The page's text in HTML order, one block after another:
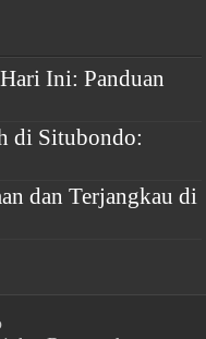
Ini: Panduan
di Situbondo:
dan Terjangkau di